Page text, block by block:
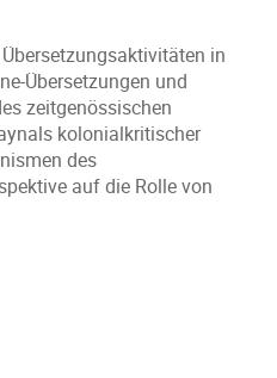
in
Übersetzungen und
zeitgenössischen
kolonialkritischer
des
auf die Rolle von